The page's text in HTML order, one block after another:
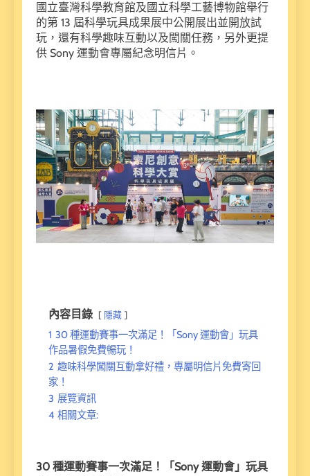
國立臺灣科學教育館及國立科學工藝博物館舉行
的第 13 屆科學玩具成果展中公開展出並開放試
玩，還有科學趣味互動以及闖關任務，另外更提
供 Sony 運動會專屬紀念明信片。
內容目錄 隱藏
1 30 種運動賽事一次滿足！「Sony 運動會」玩具
作品暑假免費暢玩！
2 趣味科學闖關互動拿好禮，專屬明信片免費寄回
家！
3 展覽資訊
4 相關文章:
30 種運動賽事一次滿足！「Sony 運動會」玩具